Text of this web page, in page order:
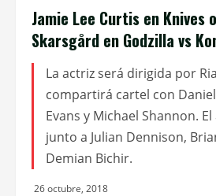
Jamie Lee Curtis en Knives
Skarsgård en Godzilla vs
La actriz será dirigida por
compartirá cartel con
Evans y Michael Shannon.
junto a Julian Dennison,
Demian Bichir.
26 octubre, 2018